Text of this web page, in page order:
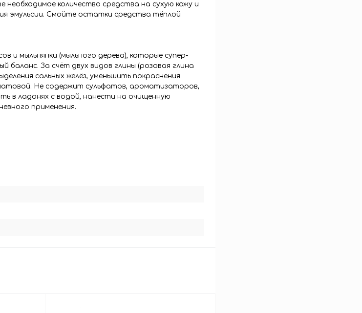
необходимое количество средства на сухую кожу и
эмульсии. Смойте остатки средства тёплой
и мыльнянки (мыльного дерева), которые супер-
За счёт двух видов глины (розовая глина
сальных желёз, уменьшить покраснения
Не содержит сульфатов, ароматизаторов,
в ладонях с водой, нанести на очищенную
применения.